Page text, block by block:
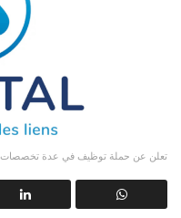
شركة Akdital تعلن عن حملة توظيف في عدة تخصصات